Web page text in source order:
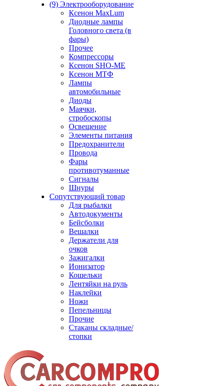
(9) Электрооборудование
Ксенон MaxLum
Диодные лампы
Головного света (в
фары)
Прочее
Компрессоры
Ксенон SHO-ME
Ксенон МТФ
Лампы
автомобильные
Диоды
Маячки,
стробоскопы
Освещение
Элементы питания
Предохранители
Провода
Фары
противотуманные
Сигналы
Шнуры
Сопутствующий товар
Для рыбалки
Автодокументы
Бейсболки
Вешалки
Держатели для
очков
Зажигалки
Ионизатор
Кошельки
Лентяйки на руль
Наклейки
Ножи
Пепельницы
Прочие
Стаканы складные/
стопки